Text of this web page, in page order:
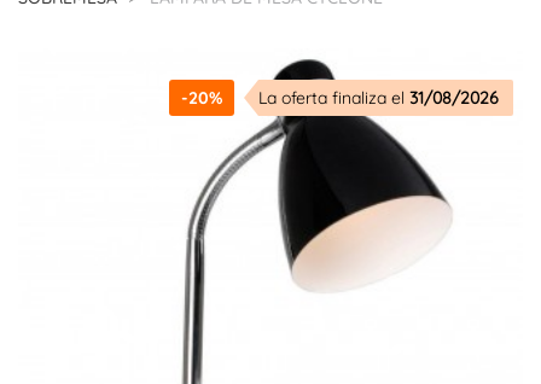
-20% La oferta finaliza el 31/08/2026